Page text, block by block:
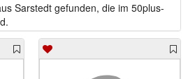
Sarstedt gefunden, die im 50plus-